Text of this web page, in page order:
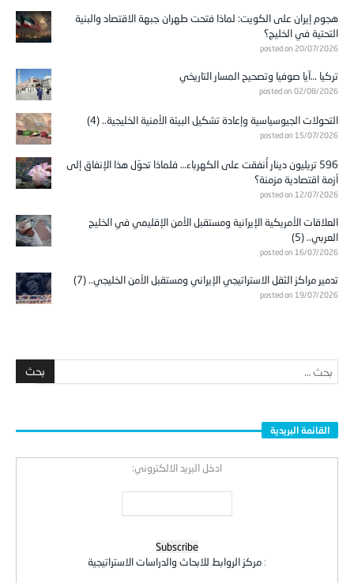
هجوم إيران على الكويت: لماذا فتحت طهران جبهة الاقتصاد والبنية
التحتية في الخليج؟
posted on 20/07/2026
تركيا …آيا صوفيا وتصحيح المسار التاريخي
posted on 02/08/2026
التحولات الجيوسياسية وإعادة تشكيل البيئة الأمنية الخليجية.. (4)
posted on 15/07/2026
596 تريليون دينار أُنفقت على الكهرباء… فلماذا تحوّل هذا الإنفاق إلى
أزمة اقتصادية مزمنة؟
posted on 12/07/2026
العلاقات الأمريكية الإيرانية ومستقبل الأمن الإقليمي في الخليج
العربي.. (5)
posted on 16/07/2026
تدمير مراكز الثقل الاستراتيجي الإيراني ومستقبل الأمن الخليجي.. (7)
posted on 19/07/2026
القائمة البريدية
ادخل البريد الالكتروني:
: مركز الروابط للابحاث والدراسات الاستراتيجية